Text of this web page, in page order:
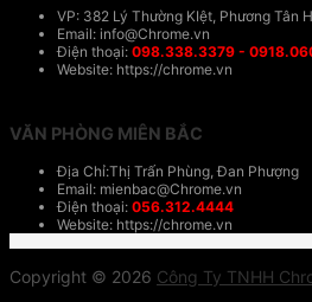
VP: 382 Lý Thường KIệt, Phương Tân
Email: info@Chrome.vn
Điện thoại: 098.338.3379 -
Website: https://chrome.vn
VĂN PHÒNG MIÊN BẮC
Địa Chỉ:Thị Trấn Phùng, Đan Phượng
Email: mienbac@Chrome.vn
Điện thoại: 056.312.4444
Website: https://chrome.vn
Copyright © 2026 Công Ty TNHH